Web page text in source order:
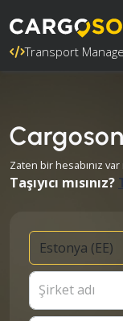
Transport
Zaten bir hesabınız var
Taşıyıcı mısınız?
Şirket adı